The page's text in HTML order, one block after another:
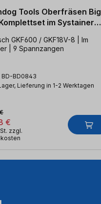
Tools Oberfräsen Big
im Systainer
GKF600 / GKF18V-8 | Im
| 9 Spannzangen
BD-BD0843
Lieferung in 1-2 Werktagen
€
zzgl.